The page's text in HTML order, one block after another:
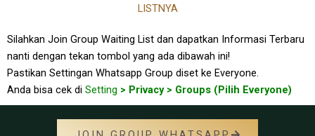
LISTNYA
Silahkan Join Group Waiting List dan dapatkan Informasi Terbaru
nanti dengan tekan tombol yang ada dibawah ini!
Pastikan Settingan Whatsapp Group diset ke Everyone.
Anda bisa cek di Setting > Privacy > Groups (Pilih Everyone)